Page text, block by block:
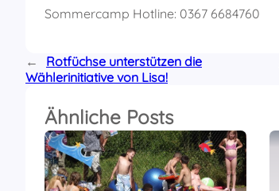
Sommercamp Hotline: 0367 6684760
←
Rotfüchse unterstützen die
Wählerinitiative von Lisa!
Ähnliche Posts